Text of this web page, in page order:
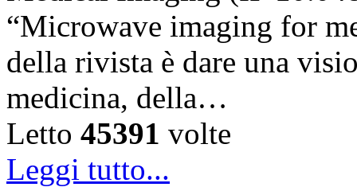
“Microwave imaging for
della rivista è dare una
medicina, della…
Letto 45391 volte
Leggi tutto...